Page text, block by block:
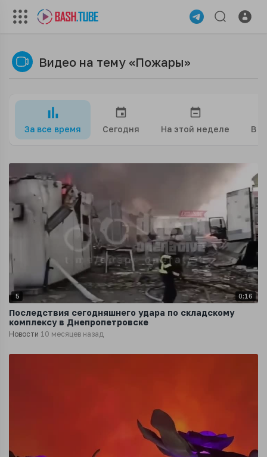
Видео на тему «Пожары»
За все время Сегодня На этой неделе В
5 0:16
Последствия сегодняшнего удара по складскому
комплексу в Днепропетровске
Новости 10 месяцев назад